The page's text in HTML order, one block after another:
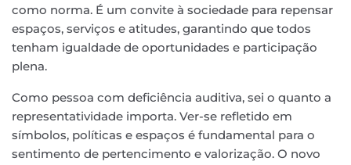
como norma. É um convite à sociedade para repensar
espaços, serviços e atitudes, garantindo que todos
tenham igualdade de oportunidades e participação
plena.
Como pessoa com deficiência auditiva, sei o quanto a
representatividade importa. Ver-se refletido em
símbolos, políticas e espaços é fundamental para o
sentimento de pertencimento e valorização. O novo